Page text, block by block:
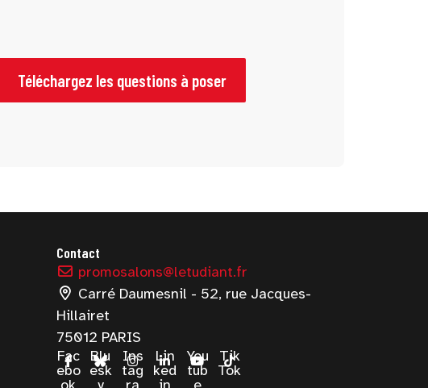
Téléchargez les questions à poser
Contact
promosalons@letudiant.fr
Carré Daumesnil - 52, rue Jacques-
Hillairet
75012 PARIS
Fac
ebo
Blu
esk
Ins
tag
Lin
ked
You
tub
Tik
Tok